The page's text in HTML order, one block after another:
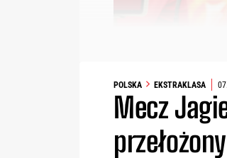
POLSKA EKSTRAKLASA
Mecz
przełożony